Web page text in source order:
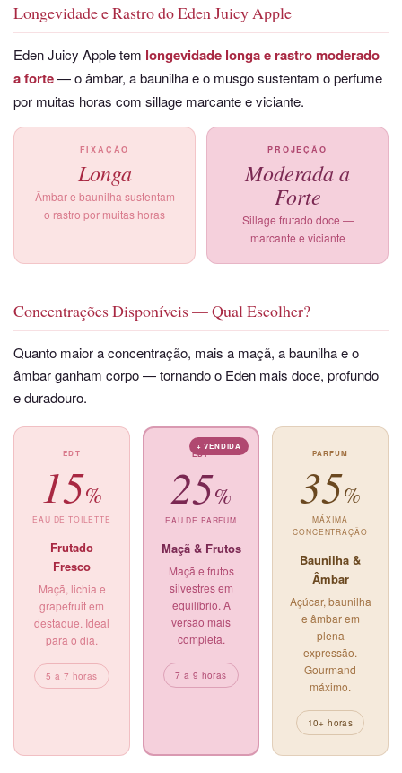
Longevidade e Rastro do Eden Juicy Apple
Eden Juicy Apple tem longevidade longa e rastro moderado
a forte— o âmbar, a baunilha e o musgo sustentam o perfume
por muitas horas com sillage marcante e viciante.
FIXAÇÃO
Longa
Âmbar e baunilha sustentam
o rastro por muitas horas
PROJEÇÃO
Moderada a
Forte
Sillage frutado doce —
marcante e viciante
Concentrações Disponíveis — Qual Escolher?
Quanto maior a concentração, mais a maçã, a baunilha e o
âmbar ganham corpo — tornando o Eden mais doce, profundo
e duradouro.
EDT
15%
EAU DE TOILETTE
Frutado
Fresco
Maçã, lichia e
grapefruit em
destaque. Ideal
para o dia.
5 a 7 horas
+ VENDIDA
EDP
25%
EAU DE PARFUM
Maçã & Frutos
Maçã e frutos
silvestres em
equilíbrio. A
versão mais
completa.
7 a 9 horas
PARFUM
35%
MÁXIMA
CONCENTRAÇÃO
Baunilha &
Âmbar
Açúcar, baunilha
e âmbar em
plena
expressão.
Gourmand
máximo.
10+ horas